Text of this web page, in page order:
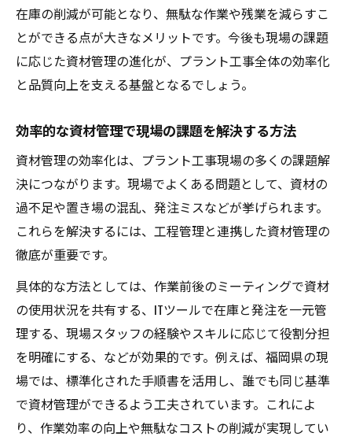
在庫の削減が可能となり、無駄な作業や残業を減らすこ
とができる点が大きなメリットです。今後も現場の課題
に応じた資材管理の進化が、プラント工事全体の効率化
と品質向上を支える基盤となるでしょう。
効率的な資材管理で現場の課題を解決する方法
資材管理の効率化は、プラント工事現場の多くの課題解
決につながります。現場でよくある問題として、資材の
過不足や置き場の混乱、発注ミスなどが挙げられます。
これらを解決するには、工程管理と連携した資材管理の
徹底が重要です。
具体的な方法としては、作業前後のミーティングで資材
の使用状況を共有する、ITツールで在庫と発注を一元管
理する、現場スタッフの経験やスキルに応じて役割分担
を明確にする、などが効果的です。例えば、福岡県の現
場では、標準化された手順書を活用し、誰でも同じ基準
で資材管理ができるよう工夫されています。これによ
り、作業効率の向上や無駄なコストの削減が実現してい